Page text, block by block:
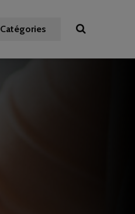
Catégories